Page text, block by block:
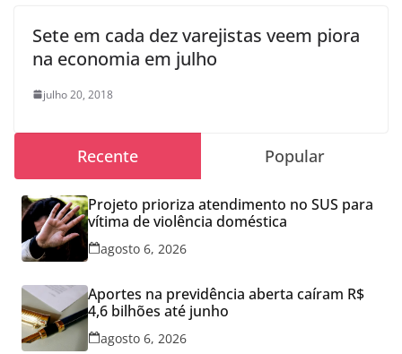
Sete em cada dez varejistas veem piora
na economia em julho
julho 20, 2018
Recente Popular
Projeto prioriza atendimento no SUS para
vítima de violência doméstica
agosto 6, 2026
Aportes na previdência aberta caíram R$
4,6 bilhões até junho
agosto 6, 2026